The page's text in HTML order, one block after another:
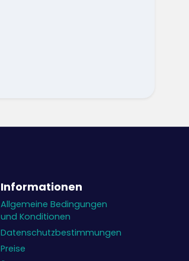
Informationen
Allgemeine Bedingungen
und Konditionen
Datenschutzbestimmungen
Preise